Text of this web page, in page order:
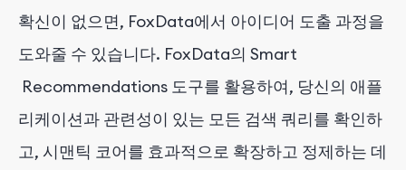
확신이 없으면, FoxData에서 아이디어 도출 과정을
도와줄 수 있습니다. FoxData의 Smart
Recommendations 도구를 활용하여, 당신의 애플
리케이션과 관련성이 있는 모든 검색 쿼리를 확인하
고, 시맨틱 코어를 효과적으로 확장하고 정제하는 데